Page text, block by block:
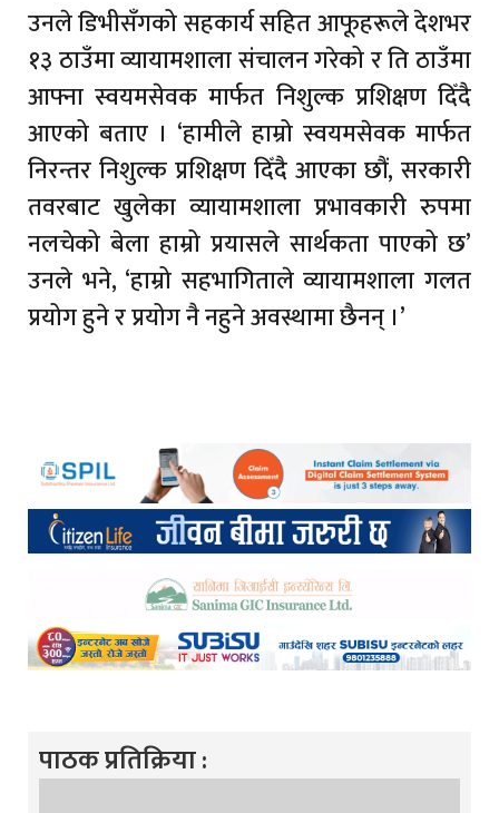
उनले डिभीसँगको सहकार्य सहित आफूहरूले देशभर
१३ ठाउँमा व्यायामशाला संचालन गरेको र ति ठाउँमा
आफ्ना स्वयमसेवक मार्फत निशुल्क प्रशिक्षण दिँदै
आएको बताए । ‘हामीले हाम्रो स्वयमसेवक मार्फत
निरन्तर निशुल्क प्रशिक्षण दिँदै आएका छौं, सरकारी
तवरबाट खुलेका व्यायामशाला प्रभावकारी रुपमा
नलचेको बेला हाम्रो प्रयासले सार्थकता पाएको छ’
उनले भने, ‘हाम्रो सहभागिताले व्यायामशाला गलत
प्रयोग हुने र प्रयोग नै नहुने अवस्थामा छैनन् ।’
पाठक प्रतिक्रिया :